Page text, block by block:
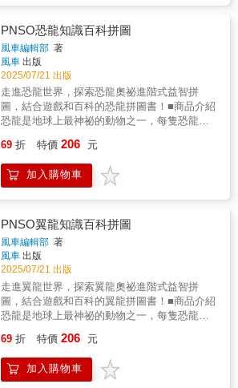
家如何推論恐龍的生活方式」。孩子會學到：
用觀察找線索、用推理找可能答案、用證據驗
證觀點。這就是科學方法，也是未來學習自
然、理化、生物的基石。③ 養成閱讀理解與整
理能力每種恐龍都有固定的資料架構，孩子在
大量閱讀後能：快速抓住重點、整理多項資
訊、對比不同資料並得出結論，這比任何閱讀
地球科學、生物、地理一次補齊恐龍是通往科
地質年代、地理區域、生物構造、演化學、氣
候變遷、物種滅絕假說。從古代到現代、從骨
骼到地層，孩子打開的不是一本書，而是多個
學科的整合學習。⑤ 激發好奇心與探究力，願
意主動查答案的孩子，最會學習書中介紹火山
爆發說、隕石撞擊說、自相殘殺說等多種滅絕
理論。孩子會不斷思考「為什麼？」進而開始
比對內容、查資料、提出假設，這就是最珍貴
的自發性學習動力。◎家長買了這本書，也能
獲得超出預期的收穫① 讓孩子自動安靜閱讀，
省下陪讀壓力恐龍本身的魅力＋高質感圖像＝
孩子會自己翻、自己研究、自己沉浸其中。這
是一本能讓家長「終於可以喘口氣」的神奇圖
鑑。② 提供源源不絕的親子話題孩子會主動跟
你分享：「你知道這隻恐龍的背板有什麼作用
動手遊戲的圖鑑卻少之又少。這本書不僅介紹
了非常近期發現的恐龍物種，更有許多生動的
彩蛋！在審訂過程中，最直接的反應來自於我
快四歲的孩子，他興奮的對我說：「爸爸，我
好喜歡這本書！」可見本書對於孩子的吸引力
極高，推薦給大家，透過本書與孩子們一同共
遊神祕恐龍世界！【聯合推薦】 王秋雯｜桃園
市永順國小專任教師、自然科教學輔導團員、
師鐸獎得主、全國科展優良指導教師 林建毅｜
臺中市東園國小自然教師許彩梁｜教育部中央
輔導團自然科學領域輔導員、師鐸獎得主郭靜
如｜桃園市建德國小專任教師、教育部閱讀推
手
上，建議8歲以下親子共讀或教師導讀
PNSO恐龍知識百科拼圖
風車編輯部 著
風車 出版
2025/07/21 出版
走進恐龍世界，探索恐龍奧祕進階式益智拼
圖，結合遊戲和百科的恐龍拼圖書！■商品介紹
恐龍是地球上最神祕的動物之一，每隻恐龍的
會飛，每隻恐龍都有不同的習性和生活習慣，
一起來探索神祕的恐龍世界吧！《PNSO恐龍
知識百科拼圖》內含6種不同片數的進階式益智
配不同階段片數的恐龍拼圖，讓孩子動手拼一
拼，不只強化手眼協調，同時也可以訓練腦力
與專注力，百科性的閱讀內文，讓孩子吸收知
識。家長可以和孩子一起閱讀、拼拼圖，並在
孩子拼完後給予鼓勵，共享親子同樂及共讀時
光，並在遊戲中學習。■商品特色1.恐龍知識百
科神祕又有趣的恐龍知識百科，讓孩子認識恐
龍世界，學習恐龍特色。2.漸進階段式益智拼
圖35片、48片、63片的階段式恐龍拼圖，培養
解恐龍分類、習性、化石等不同的恐龍探索學
習，了解恐龍歷史。4.簡單易理解的閱讀內容
69 折 特價 206 元
加入購物車
PNSO翼龍知識百科拼圖
風車編輯部 著
風車 出版
2025/07/21 出版
走進翼龍世界，探索翼龍奧祕進階式益智拼
圖，結合遊戲和百科的翼龍拼圖書！■商品介紹
恐龍是地球上最神祕的動物之一，每隻恐龍的
會飛，本書著重在孩子喜歡的翼龍，每隻翼龍
都有不同的習性和生活習慣，一起來探索神祕
的翼龍世界吧！《PNSO翼龍知識百科拼圖》
69 折 特價 206 元
加入購物車